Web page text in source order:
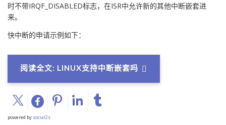
时不带IRQF_DISABLED标志，在ISR中允许新的其他中断嵌套进
来。
快中断的申请示例如下：
阅读全文: LINUX支持中断嵌套吗
powered by social2s